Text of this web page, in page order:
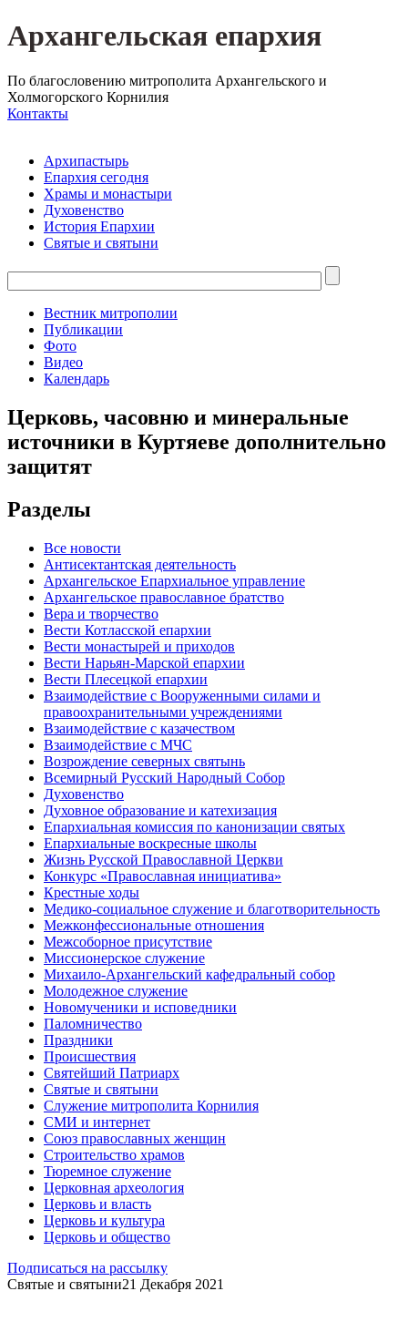
Архангельская епархия
По благословению митрополита Архангельского и
Холмогорского Корнилия
Контакты
Архипастырь
Епархия сегодня
Храмы и монастыри
Духовенство
История Епархии
Святые и святыни
Вестник митрополии
Публикации
Фото
Видео
Календарь
Церковь, часовню и минеральные
источники в Куртяеве дополнительно
защитят
Разделы
Все новости
Антисектантская деятельность
Архангельское Епархиальное управление
Архангельское православное братство
Вера и творчество
Вести Котласской епархии
Вести монастырей и приходов
Вести Нарьян-Марской епархии
Вести Плесецкой епархии
Взаимодействие с Вооруженными силами и
правоохранительными учреждениями
Взаимодействие с казачеством
Взаимодействие с МЧС
Возрождение северных святынь
Всемирный Русский Народный Собор
Духовенство
Духовное образование и катехизация
Епархиальная комиссия по канонизации святых
Епархиальные воскресные школы
Жизнь Русской Православной Церкви
Конкурс «Православная инициатива»
Крестные ходы
Медико-социальное служение и благотворительность
Межконфессиональные отношения
Межсоборное присутствие
Миссионерское служение
Михаило-Архангельский кафедральный собор
Молодежное служение
Новомученики и исповедники
Паломничество
Праздники
Происшествия
Святейший Патриарх
Святые и святыни
Служение митрополита Корнилия
СМИ и интернет
Союз православных женщин
Строительство храмов
Тюремное служение
Церковная археология
Церковь и власть
Церковь и культура
Церковь и общество
Подписаться на рассылку
Святые и святыни21 Декабря 2021